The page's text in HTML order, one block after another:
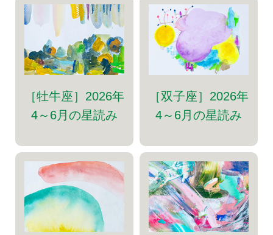
［牡牛座］2026年
4～6月の星読み
［双子座］2026年
4～6月の星読み